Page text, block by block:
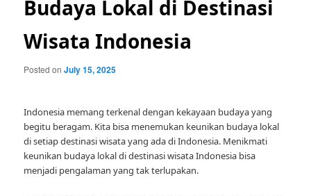
Budaya Lokal di Destinasi
Wisata Indonesia
Posted onJuly 15, 2025
Indonesia memang terkenal dengan kekayaan budaya yang
begitu beragam. Kita bisa menemukan keunikan budaya lokal
di setiap destinasi wisata yang ada di Indonesia. Menikmati
keunikan budaya lokal di destinasi wisata Indonesia bisa
menjadi pengalaman yang tak terlupakan.